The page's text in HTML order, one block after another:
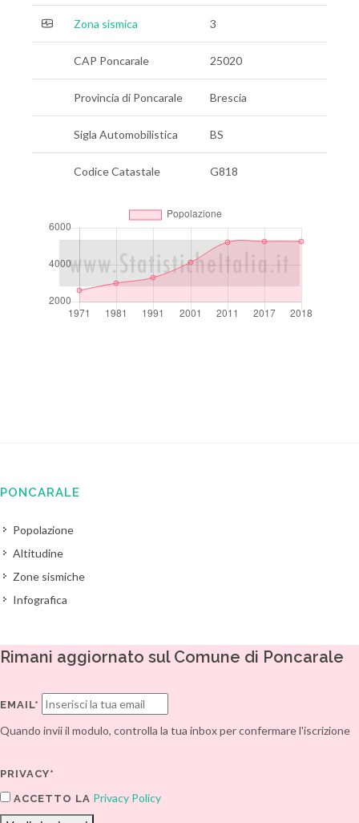
Zona sismica 3
CAP Poncarale 25020
Provincia di Poncarale Brescia
Sigla Automobilistica BS
Codice Catastale G818
PONCARALE
Popolazione
Altitudine
Zone sismiche
Infografica
Rimani aggiornato sul Comune di Poncarale
EMAIL*
Quando invii il modulo, controlla la tua inbox per confermare l'iscrizione
PRIVACY*
ACCETTO LA Privacy Policy